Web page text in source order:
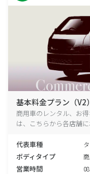
基本料金プラン（V2）
商用車のレンタル、お
は、こちらから各店舗に
代表車種
ボディタイプ
営業時間